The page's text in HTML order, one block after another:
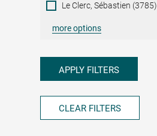
Le Clerc, Sébastien (3785)
more options
APPLY FILTERS
CLEAR FILTERS